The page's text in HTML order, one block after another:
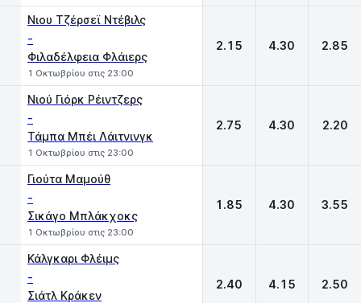
Νιου Τζέρσεϊ Ντέβιλς
-
Φιλαδέλφεια Φλάιερς
1 Οκτωβρίου στις 23:00
2.15 4.30 2.85
Νιού Γιόρκ Ρέιντζερς
-
Τάμπα Μπέι Λάιτνινγκ
1 Οκτωβρίου στις 23:00
2.75 4.30 2.20
Γιούτα Μαμούθ
-
Σικάγο Μπλάκχοκς
1 Οκτωβρίου στις 23:00
1.85 4.30 3.55
Κάλγκαρι Φλέιμς
-
Σιάτλ Κράκεν
2.40 4.15 2.50